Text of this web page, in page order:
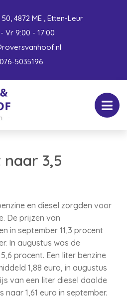
4872 ME , Etten-Leur
Vr 9:00 - 17:00
076-5035196
3,5
en diesel zorgden voor
De prijzen van
in september 11,3 procent
In augustus was de
procent. Een liter benzine
1,88 euro, in augustus
van een liter diesel daalde
naar 1,61 euro in september.